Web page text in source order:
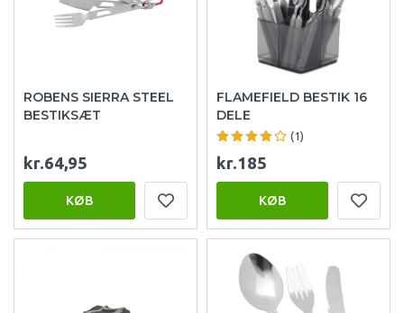
ROBENS SIERRA STEEL
BESTIKSÆT
kr.64,95
KØB
FLAMEFIELD BESTIK 16
DELE
(1)
kr.185
KØB